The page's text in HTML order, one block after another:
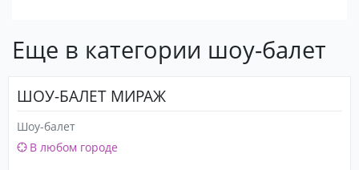
Еще в категории шоу-балет
ШОУ-БАЛЕТ МИРАЖ
Шоу-балет
В любом городе